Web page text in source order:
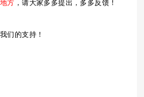
方 ，请大家多多提出，多多反馈！
们的支持！